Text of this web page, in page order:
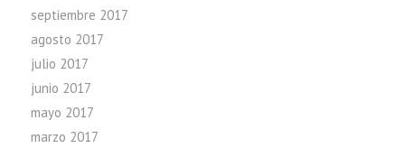
septiembre 2017
agosto 2017
julio 2017
junio 2017
mayo 2017
marzo 2017